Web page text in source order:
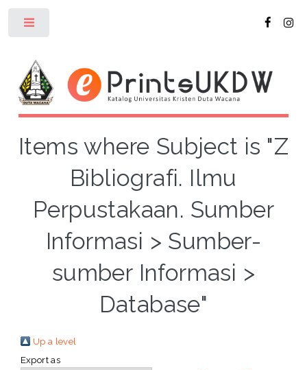
Items where Subject is "Z
Bibliografi. Ilmu
Perpustakaan. Sumber
Informasi > Sumber-
sumber Informasi >
Database"
Up a level
Export as